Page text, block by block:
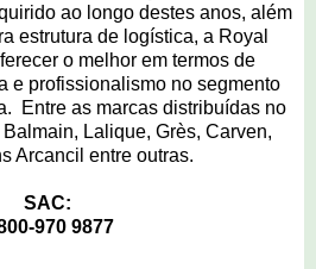
ao longo destes anos, além
estrutura de logística, a Royal
o melhor em termos de
e profissionalismo no segmento
Entre as marcas distribuídas no
Lalique, Grès, Carven,
Arcancil entre outras.
SAC:
970 9877